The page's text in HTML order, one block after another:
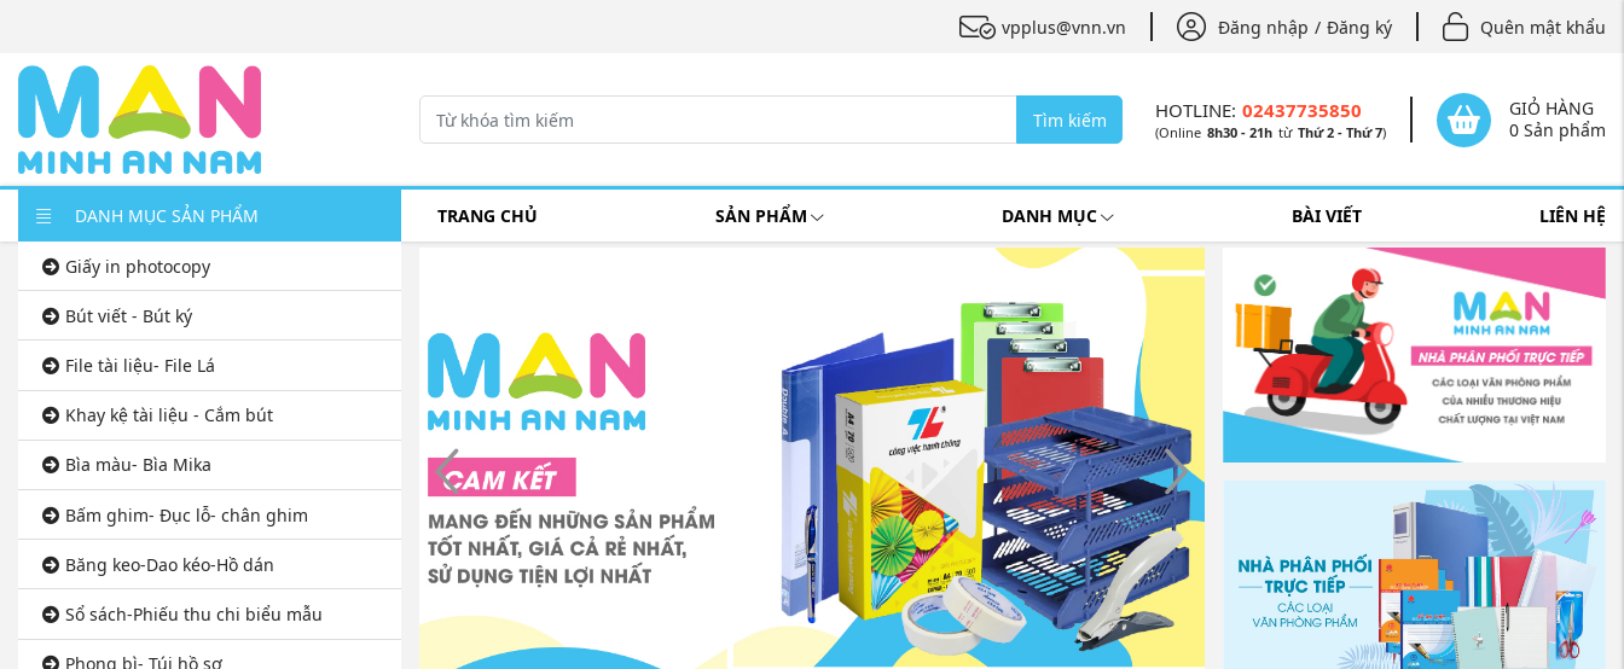
vpplus@vnn.vn Đăng nhập / Đăng ký Quên mật khẩu
Tìm kiếm HOTLINE: 02437735850
(Online 8h30 - 21h từ Thứ 2 - Thứ 7)
GIỎ HÀNG
0 Sản phẩm
DANH MỤC SẢN PHẨM
Giấy in photocopy
Bút viết - Bút ký
File tài liệu- File Lá
Khay kệ tài liệu - Cắm bút
Bìa màu- Bìa Mika
Bấm ghim- Đục lỗ- chân ghim
Băng keo-Dao kéo-Hồ dán
Sổ sách-Phiếu thu chi biểu mẫu
Phong bì- Túi hồ sơ
TRANG CHỦ SẢN PHẨM DANH MỤC BÀI VIẾT LIÊN HỆ